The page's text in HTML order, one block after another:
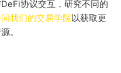
协议交互，研究不同的
我们的交易学院以获取更
。